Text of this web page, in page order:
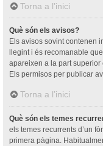
Torna a l’inici
Què són els avisos?
Els avisos sovint contenen
llegint i és recomanable
apareixen a la part superior
Els permisos per publicar
Torna a l’inici
Què són els temes
els temes recurrents d’un
primera pàgina.